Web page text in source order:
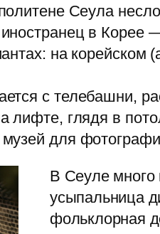
Сеула
в Корее
на
с телебашни,
глядя в
для
В Сеуле много
усыпальница
фольклорная